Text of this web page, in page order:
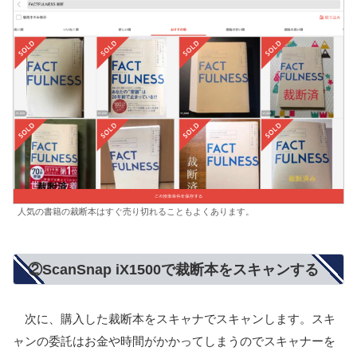
人気の書籍の裁断本はすぐ売り切れることもよくあります。
②ScanSnap iX1500で裁断本をスキャンする
次に、購入した裁断本をスキャナでスキャンします。スキ
ャンの委託はお金や時間がかかってしまうのでスキャナーを